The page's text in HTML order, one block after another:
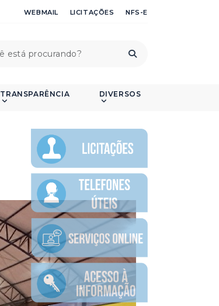
WEBMAIL LICITAÇÕES NFS-E
TRANSPARÊNCIA DIVERSOS